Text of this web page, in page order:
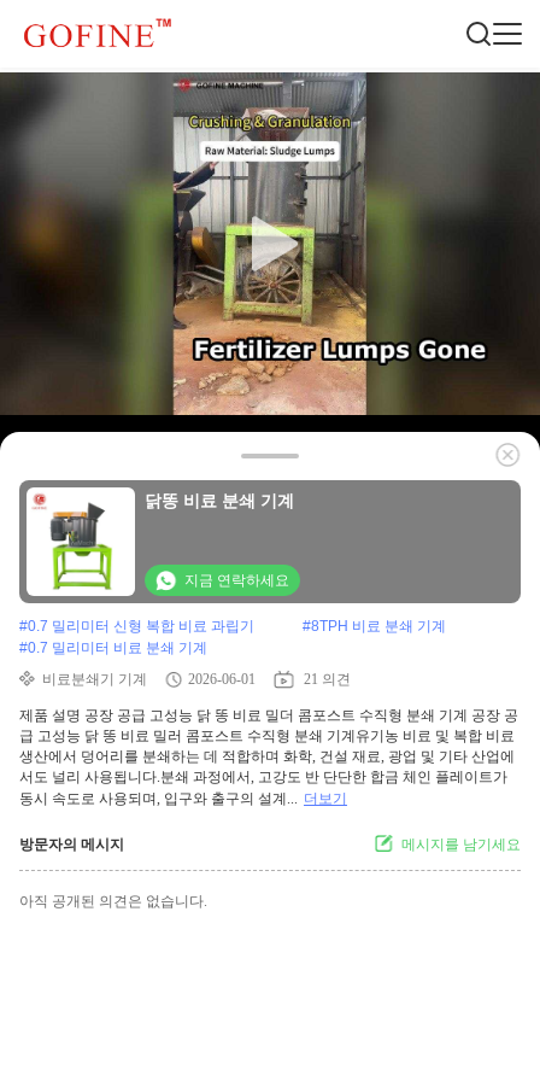
닭똥 비료 분쇄 기계
지금 연락하세요
#0.7 밀리미터 신형 복합 비료 과립기 #8TPH 비료 분쇄 기계
#0.7 밀리미터 비료 분쇄 기계
비료분쇄기 기계
2026-06-01 21 의견
제품 설명 공장 공급 고성능 닭 똥 비료 밀더 콤포스트 수직형 분쇄 기계 공장 공
급 고성능 닭 똥 비료 밀러 콤포스트 수직형 분쇄 기계유기농 비료 및 복합 비료
생산에서 덩어리를 분쇄하는 데 적합하며 화학, 건설 재료, 광업 및 기타 산업에
서도 널리 사용됩니다.분쇄 과정에서, 고강도 반 단단한 합금 체인 플레이트가
동시 속도로 사용되며, 입구와 출구의 설계... 더보기
방문자의 메시지 메시지를 남기세요
아직 공개된 의견은 없습니다.